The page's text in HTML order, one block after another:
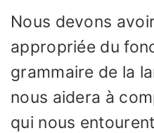
Nous devons
appropriée du
grammaire de la
nous aidera à
qui nous